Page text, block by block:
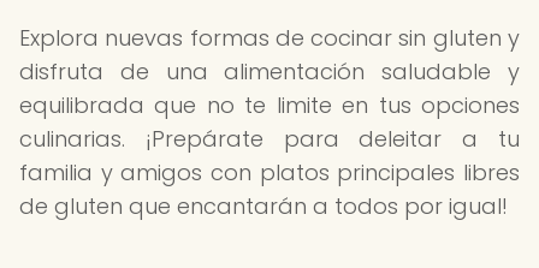
Explora nuevas formas de cocinar sin gluten y
disfruta de una alimentación saludable y
equilibrada que no te limite en tus opciones
culinarias. ¡Prepárate para deleitar a tu
familia y amigos con platos principales libres
de gluten que encantarán a todos por igual!